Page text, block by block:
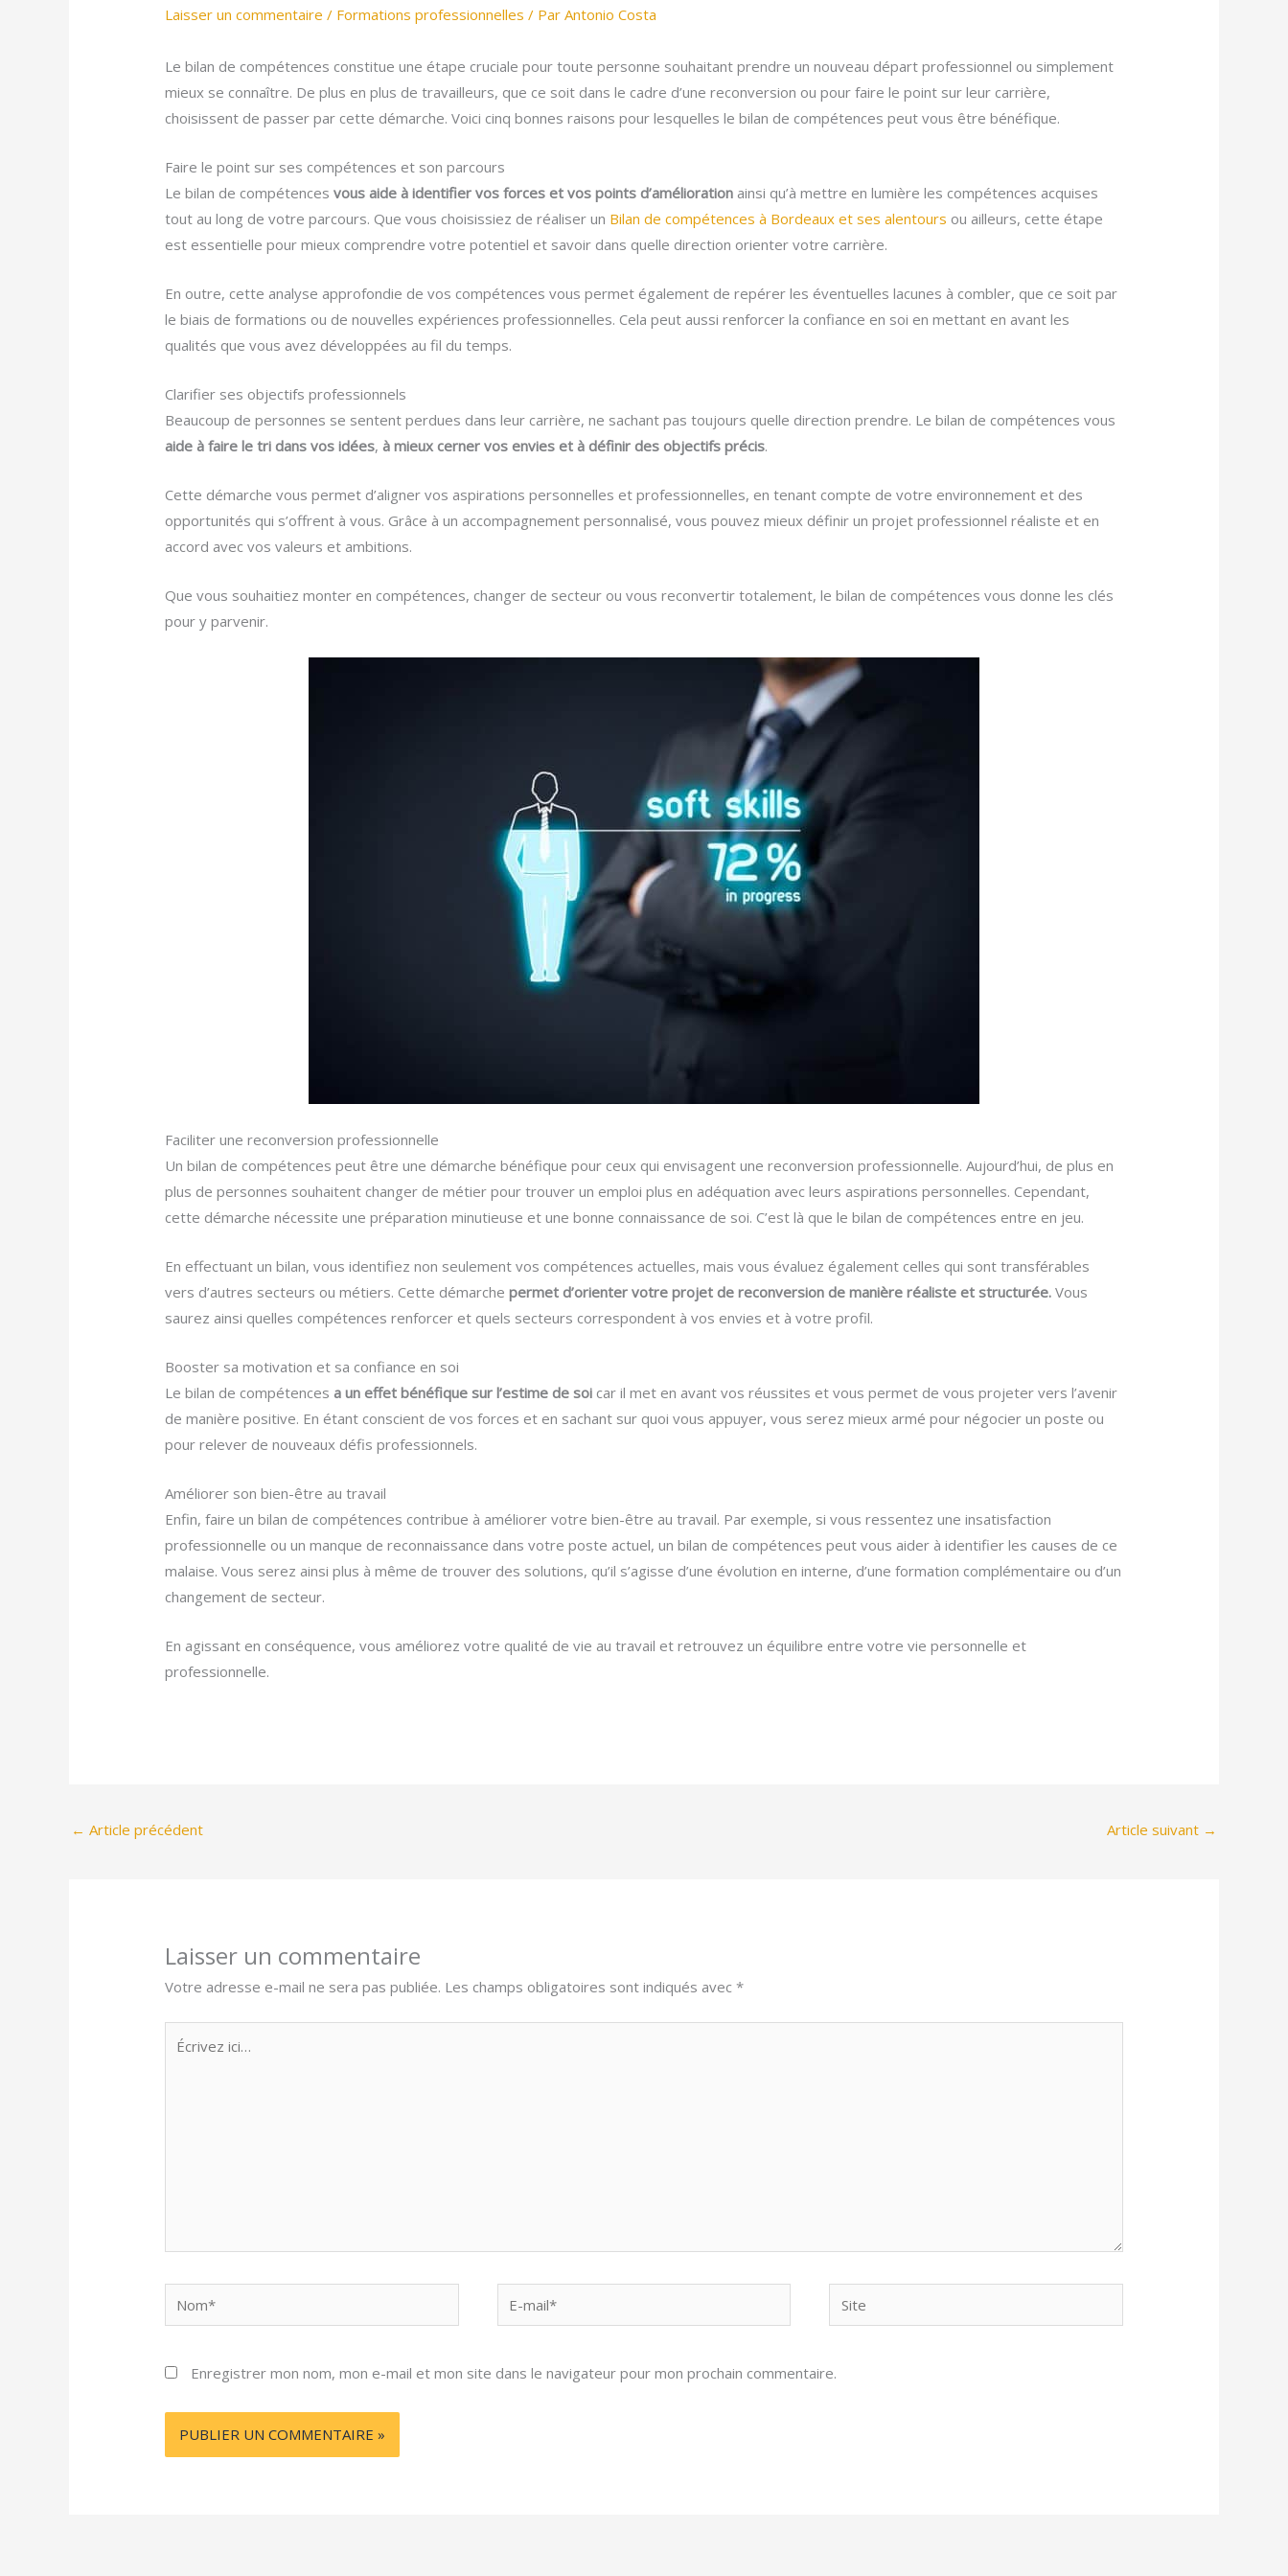
Laisser un commentaire / Formations professionnelles / ParAntonio Costa
Le bilan de compétences constitue une étape cruciale pour toute personne souhaitant prendre un nouveau départ professionnel ou simplement
mieux se connaître. De plus en plus de travailleurs, que ce soit dans le cadre d’une reconversion ou pour faire le point sur leur carrière,
choisissent de passer par cette démarche. Voici cinq bonnes raisons pour lesquelles le bilan de compétences peut vous être bénéfique.
Faire le point sur ses compétences et son parcours
Le bilan de compétencesvous aide à identifier vos forces et vos points d’amélioration ainsi qu’à mettre en lumière les compétences acquises
tout au long de votre parcours. Que vous choisissiez de réaliser un Bilan de compétences à Bordeaux et ses alentours ou ailleurs, cette étape
est essentielle pour mieux comprendre votre potentiel et savoir dans quelle direction orienter votre carrière.
En outre, cette analyse approfondie de vos compétences vous permet également de repérer les éventuelles lacunes à combler, que ce soit par
le biais de formations ou de nouvelles expériences professionnelles. Cela peut aussi renforcer la confiance en soi en mettant en avant les
qualités que vous avez développées au fil du temps.
Clarifier ses objectifs professionnels
Beaucoup de personnes se sentent perdues dans leur carrière, ne sachant pas toujours quelle direction prendre. Le bilan de compétences vous
aide à faire le tri dans vos idées, à mieux cerner vos envies et à définir des objectifs précis.
Cette démarche vous permet d’aligner vos aspirations personnelles et professionnelles, en tenant compte de votre environnement et des
opportunités qui s’offrent à vous. Grâce à un accompagnement personnalisé, vous pouvez mieux définir un projet professionnel réaliste et en
accord avec vos valeurs et ambitions.
Que vous souhaitiez monter en compétences, changer de secteur ou vous reconvertir totalement, le bilan de compétences vous donne les clés
pour y parvenir.
Faciliter une reconversion professionnelle
Un bilan de compétences peut être une démarche bénéfique pour ceux qui envisagent une reconversion professionnelle. Aujourd’hui, de plus en
plus de personnes souhaitent changer de métier pour trouver un emploi plus en adéquation avec leurs aspirations personnelles. Cependant,
cette démarche nécessite une préparation minutieuse et une bonne connaissance de soi. C’est là que le bilan de compétences entre en jeu.
En effectuant un bilan, vous identifiez non seulement vos compétences actuelles, mais vous évaluez également celles qui sont transférables
vers d’autres secteurs ou métiers. Cette démarchepermet d’orienter votre projet de reconversion de manière réaliste et structurée. Vous
saurez ainsi quelles compétences renforcer et quels secteurs correspondent à vos envies et à votre profil.
Booster sa motivation et sa confiance en soi
Le bilan de compétences a un effet bénéfique sur l’estime de soi car il met en avant vos réussites et vous permet de vous projeter vers l’avenir
de manière positive. En étant conscient de vos forces et en sachant sur quoi vous appuyer, vous serez mieux armé pour négocier un poste ou
pour relever de nouveaux défis professionnels.
Améliorer son bien-être au travail
Enfin, faire un bilan de compétences contribue à améliorer votre bien-être au travail. Par exemple, si vous ressentez une insatisfaction
professionnelle ou un manque de reconnaissance dans votre poste actuel, un bilan de compétences peut vous aider à identifier les causes de ce
malaise. Vous serez ainsi plus à même de trouver des solutions, qu’il s’agisse d’une évolution en interne, d’une formation complémentaire ou d’un
changement de secteur.
En agissant en conséquence, vous améliorez votre qualité de vie au travail et retrouvez un équilibre entre votre vie personnelle et
professionnelle.
← Article précédent Article suivant →
Laisser un commentaire
Votre adresse e-mail ne sera pas publiée. Les champs obligatoires sont indiqués avec*
mail*
Enregistrer mon nom, mon e-mail et mon site dans le navigateur pour mon prochain commentaire.